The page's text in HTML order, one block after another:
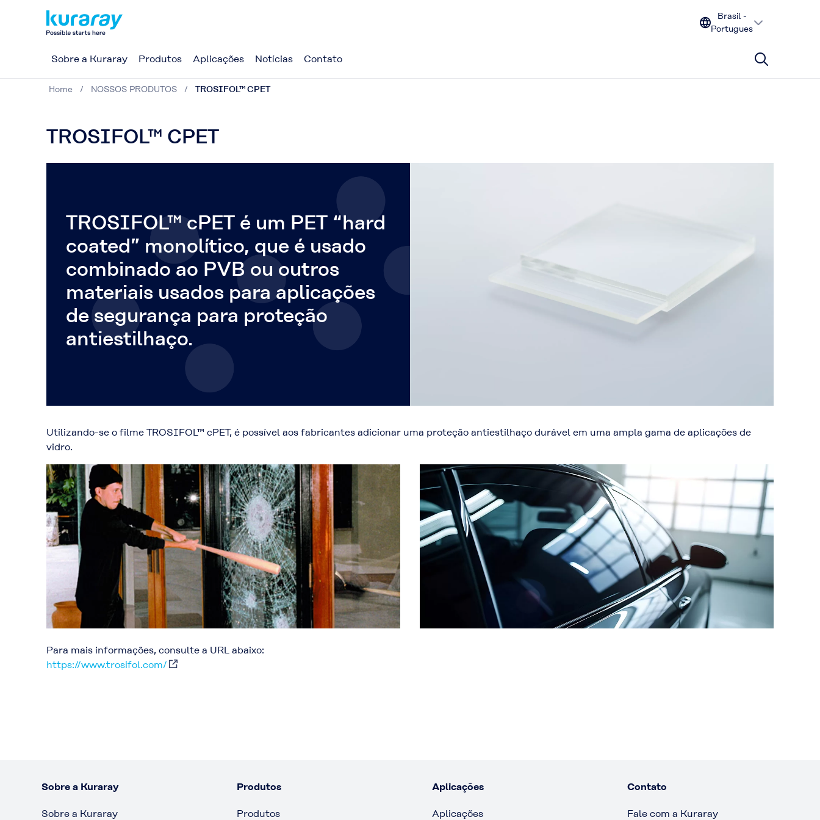
Brasil -
Portugues
Sobre a Kuraray Produtos Aplicações Notícias Contato
Home NOSSOS PRODUTOS TROSIFOL™ CPET
TROSIFOL™ CPET
TROSIFOL™ cPET é um PET “hard
coated” monolítico, que é usado
combinado ao PVB ou outros
materiais usados para aplicações
de segurança para proteção
antiestilhaço.
Utilizando-se o filme TROSIFOL™ cPET, é possível aos fabricantes adicionar uma proteção antiestilhaço durável em uma ampla gama de aplicações de
vidro.
Para mais informações, consulte a URL abaixo:
https://www.trosifol.com/
Sobre a Kuraray
Sobre a Kuraray
Produtos
Produtos
Aplicações
Aplicações
Contato
Fale com a Kuraray